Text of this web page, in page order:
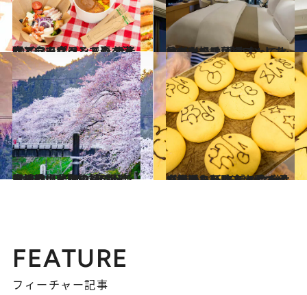
2023.3.7
【どこで食べる？】 ホテルニューグランドの テイクアウトプランで春を満喫
旅＆お出かけ 2022.11.18
コロナ禍にオープンした最新ホテル 「泊まってよかったのは、ここ！」 ～神奈川・千葉編～
旅＆お出かけ
2023.3.27
【神奈川県 2023年版】 春の絶景・風物詩5選 御殿場線山北駅の桜のトンネル
旅＆お出かけ 2022.12.21
【横浜・元町＆山手でパン屋巡り】 老舗のウチキパンから新店まで 合わせて行きたいカフェもご紹介！
旅＆お出かけ
FEATURE
フィーチャー記事